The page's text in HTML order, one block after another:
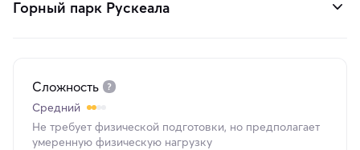
Горный парк Рускеала
Сложность
Средний
Не требует физической подготовки, но предполагает
умеренную физическую нагрузку